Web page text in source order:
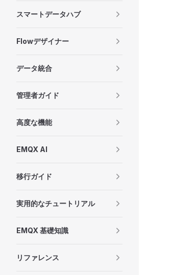
スマートデータハブ
Flowデザイナー
データ統合
管理者ガイド
高度な機能
EMQX AI
移行ガイド
実用的なチュートリアル
EMQX 基礎知識
リファレンス